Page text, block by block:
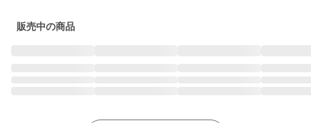
販売中の商品